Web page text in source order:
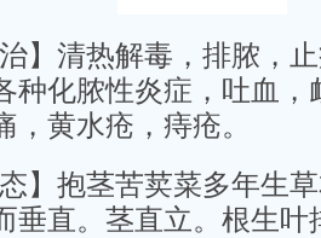
治】清热解毒，排脓，
种化脓性炎症，吐血，
，黄水疮，痔疮。
态】抱茎苦荬菜多年生
垂直。茎直立。根生叶